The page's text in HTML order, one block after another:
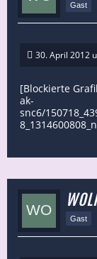
Gast
30. April 2012
[Blockierte
ak-
snc6/
Gast